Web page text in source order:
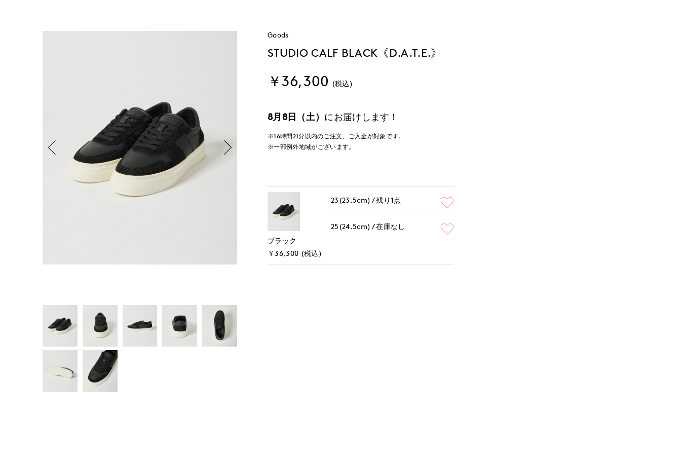
Goods
STUDIO CALF BLACK《D.A.T.E.》
￥36,300 (税込)
8月8日（土） にお届けします！
※16時間21分以内のご注文、ご入金が対象です。
※一部例外地域がございます。
ブラック
￥36,300 (税込)
23(23.5cm) 残り1点
25(24.5cm) 在庫なし